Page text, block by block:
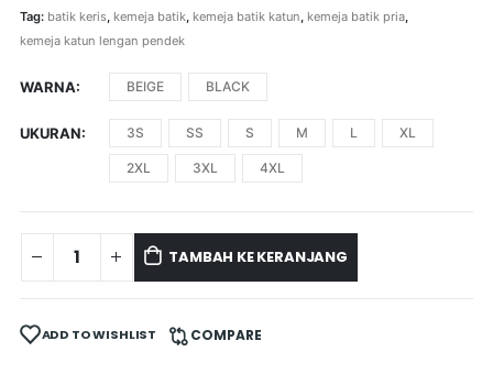
Tag: batik keris, kemeja batik, kemeja batik katun kemeja batik pria,
kemeja katun lengan pendek
WARNA BEIGE BLACK
UKURAN 3S SS S M L XL
2XL 3XL 4XL
TAMBAH KE KERANJANG
ADD TO WISHLIST COMPARE